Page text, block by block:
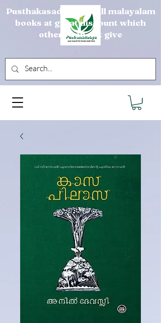
Pusthakasadya sells all malayalam
books at great discount which
others can not give